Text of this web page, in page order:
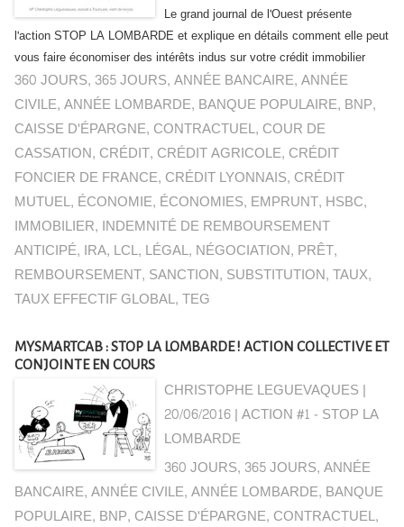
Le grand journal de l'Ouest présente
l'action STOP LA LOMBARDE et explique en détails comment elle peut
vous faire économiser des intérêts indus sur votre crédit immobilier
360 JOURS, 365 JOURS,ANNÉE BANCAIRE,ANNÉE
CIVILE,ANNÉE LOMBARDE, BANQUE POPULAIRE, BNP,
CAISSE D'ÉPARGNE, CONTRACTUEL, COUR DE
CASSATION, CRÉDIT, CRÉDIT AGRICOLE, CRÉDIT
FONCIER DE FRANCE, CRÉDIT LYONNAIS, CRÉDIT
MUTUEL, ÉCONOMIE, ÉCONOMIES, EMPRUNT, HSBC,
IMMOBILIER, INDEMNITÉ DE REMBOURSEMENT
ANTICIPÉ, IRA, LCL, LÉGAL, NÉGOCIATION, PRÊT,
REMBOURSEMENT, SANCTION, SUBSTITUTION,TAUX,
TAUX EFFECTIF GLOBAL,TEG
MYSMARTCAB : STOP LA LOMBARDE ! ACTION COLLECTIVE ET
CONJOINTE EN COURS
CHRISTOPHE LEGUEVAQUES |
20/06/2016|ACTION #1 - STOP LA
LOMBARDE
360 JOURS, 365 JOURS,ANNÉE
BANCAIRE,ANNÉE CIVILE,ANNÉE LOMBARDE, BANQUE
POPULAIRE, BNP, CAISSE D'ÉPARGNE, CONTRACTUEL,